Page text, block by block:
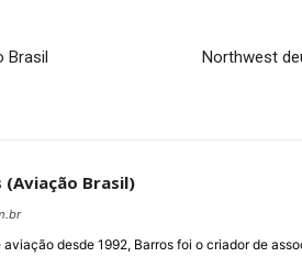
Brasil
Northwest
Brasil)
aviação desde 1992, Barros foi o criador de